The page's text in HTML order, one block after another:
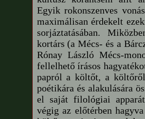
Egyik rokonszenves
maximálisan érdekelt
sorjáztatásában.
kortárs (a Mécs- és a
Rónay László Mécs-
fellelhető írásos
papról a költőt, a
poétikára és alakulására
el saját filológiai
végig az előtérben